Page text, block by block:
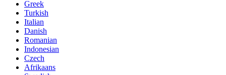
Greek
Turkish
Italian
Danish
Romanian
Indonesian
Czech
Afrikaans